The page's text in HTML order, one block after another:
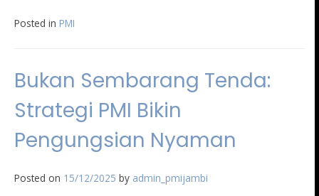
Posted in PMI
Bukan Sembarang Tenda:
Strategi PMI Bikin
Pengungsian Nyaman
Posted on 15/12/2025 by admin_pmijambi